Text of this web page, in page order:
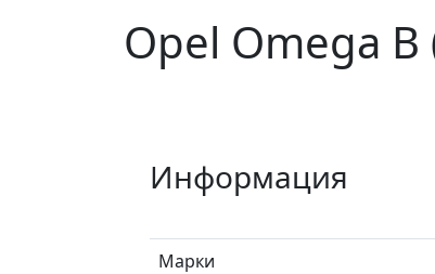
Opel Omega
Информация
Марки